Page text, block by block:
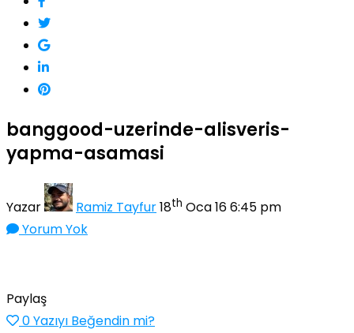
banggood-uzerinde-alisveris-
yapma-asamasi
Yazar Ramiz Tayfur18th Oca 16 6:45 pm
Yorum Yok
Paylaş
0Yazıyı Beğendin mi?